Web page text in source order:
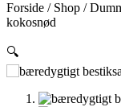
Forside / Shop /
kokosnød
🔍